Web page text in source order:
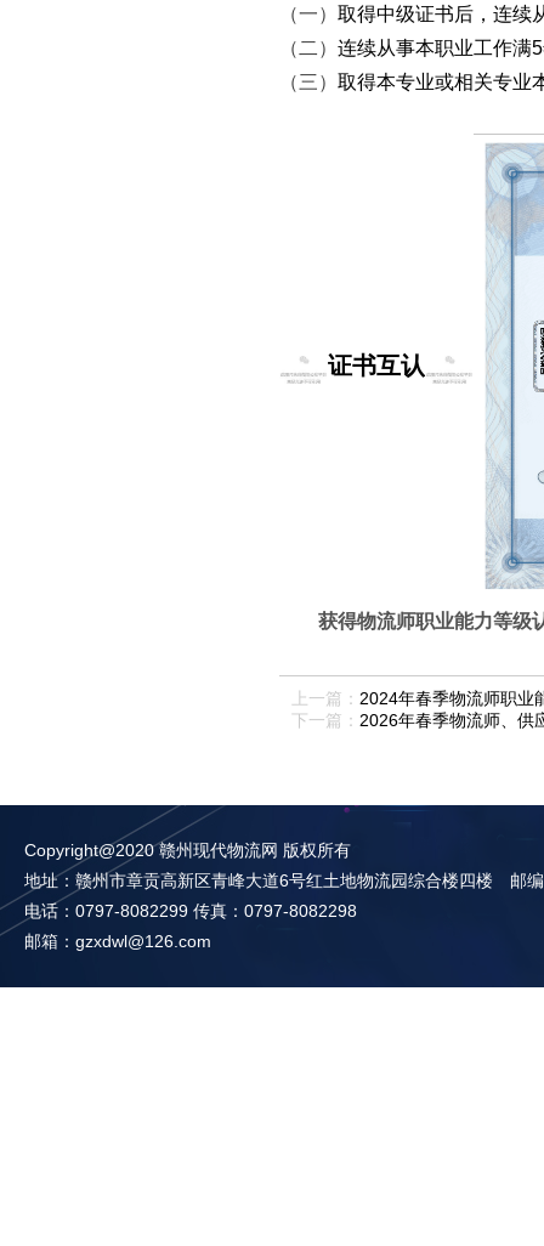
（一） 取得中级证书后，连续
（二） 连续从事本职业工作满
（三） 取得本专业或相关专业
证书互认
获得物流师职业能力等级
上一篇： 2024年春季物流师职业
下一篇： 2026年春季物流师、供
Copyright@2020 赣州现代物流网 版权所有
地址：赣州市章贡高新区青峰大道6号红土地物流园综合楼四楼 邮
电话：0797-8082299 传真：0797-8082298
邮箱：gzxdwl@126.com